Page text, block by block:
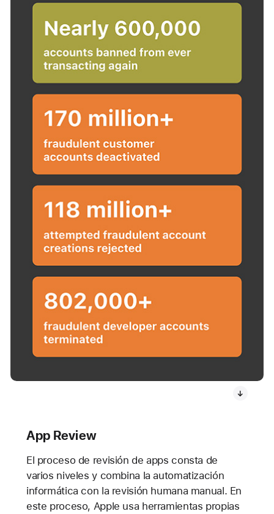
App Review
El proceso de revisión de apps consta de
varios niveles y combina la automatización
informática con la revisión humana manual. En
este proceso, Apple usa herramientas propias